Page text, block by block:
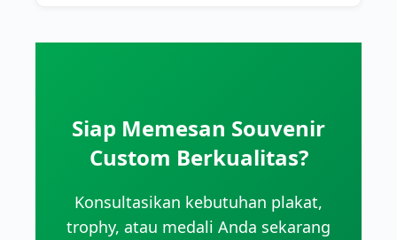
Siap Memesan Souvenir
Custom Berkualitas?
Konsultasikan kebutuhan plakat,
trophy, atau medali Anda sekarang